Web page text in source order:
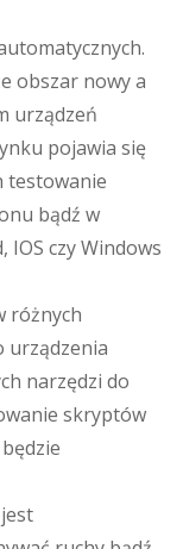
obszar nowy a
urządzeń
pojawia się
testowanie
bądź w
czy Windows
różnych
urządzenia
narzędzi do
skryptów